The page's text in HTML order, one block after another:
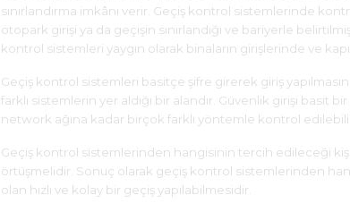
sınırlandırma imkânı verir. Geçiş kontrol sistemlerinde
otopark girişi ya da geçişin sınırlandığı ve bariyerle
kontrol sistemleri yaygın olarak binaların girişlerinde ve
Geçiş kontrol sistemleri basitçe şifre girerek giriş
farklı sistemlerin yer aldığı bir alandır. Güvenlik girişi basit
network ağına kadar birçok farklı yöntemle kontrol
Geçiş kontrol sistemlerinden hangisinin tercih edileceği
örtüşmelidir. Sonuç olarak geçiş kontrol sistemlerinden
olan hızlı ve kolay bir geçiş yapılabilmesidir.